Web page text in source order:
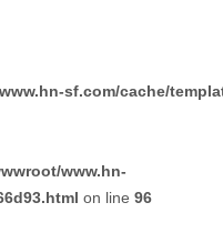
sf.com/cache/
www.hn-
on line 96